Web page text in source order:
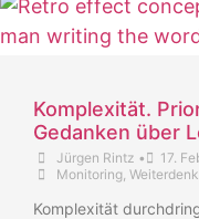
Komplexität.
Gedanken über
Jürgen Rintz • 17.
Monitoring,
Komplexität